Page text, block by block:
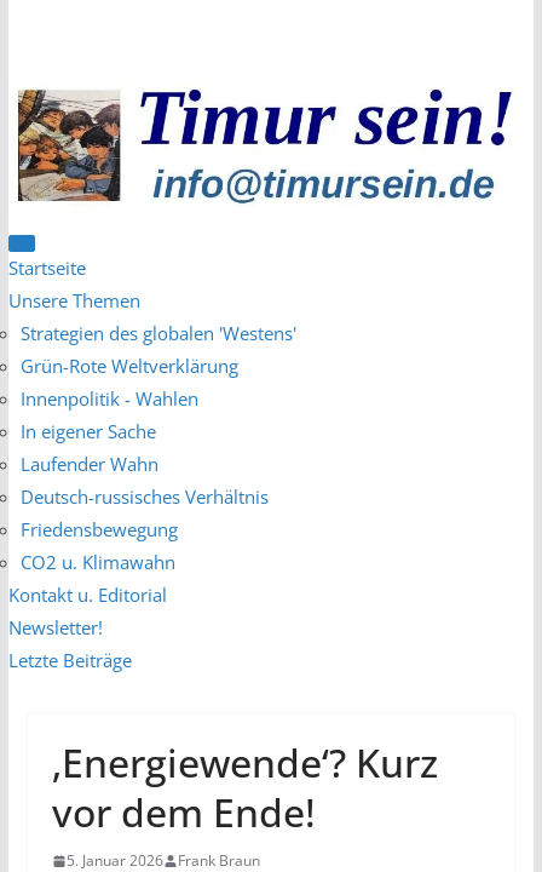
Startseite
Unsere Themen
Strategien des globalen 'Westens'
Grün-Rote Weltverklärung
Innenpolitik - Wahlen
In eigener Sache
Laufender Wahn
Deutsch-russisches Verhältnis
Friedensbewegung
CO2 u. Klimawahn
Kontakt u. Editorial
Newsletter!
Letzte Beiträge
‚Energiewende‘? Kurz
vor dem Ende!
5. Januar 2026 Frank Braun